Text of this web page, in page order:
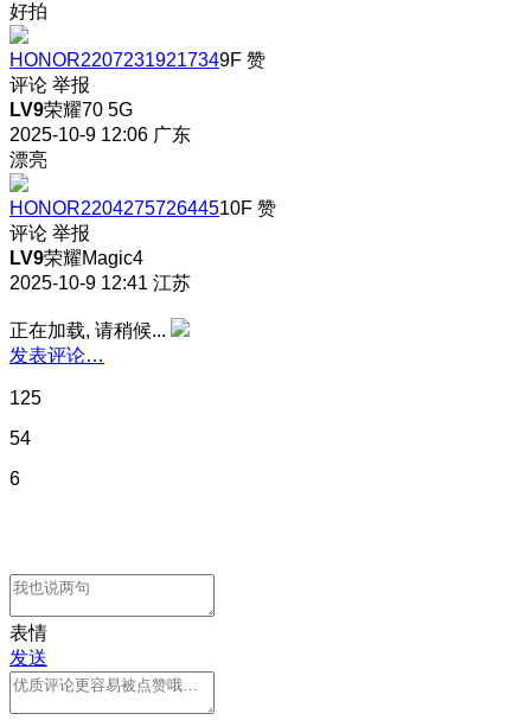
好拍
HONOR22072319217349F 赞
评论 举报
LV9荣耀70 5G
2025-10-9 12:06 广东
漂亮
HONOR220427572644510F 赞
评论 举报
LV9荣耀Magic4
2025-10-9 12:41 江苏
正在加载, 请稍候...
发表评论…
125
54
6
表情
发送